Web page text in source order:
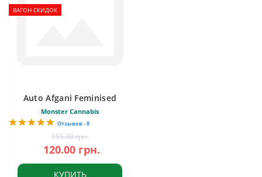
ВАГОН СКИДОК
Auto Afgani Feminised
Monster Cannabis
Отзывов - 8
155.00 грн.
120.00 грн.
КУПИТЬ